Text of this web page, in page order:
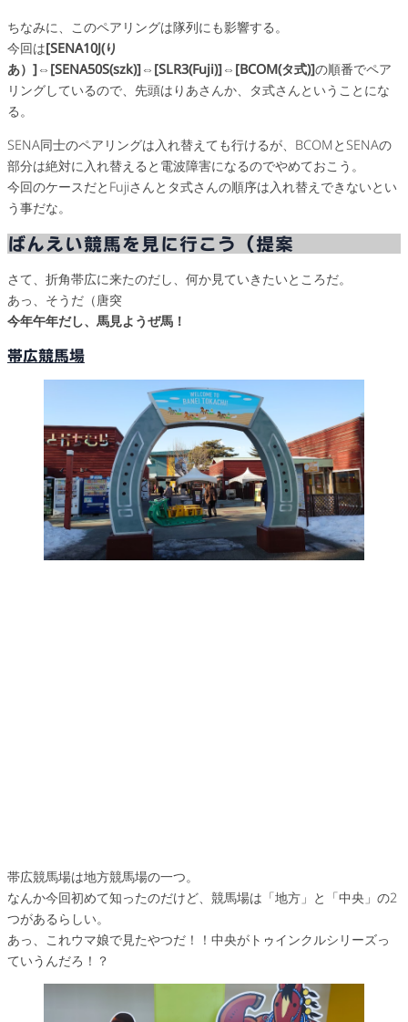
ちなみに、このペアリングは隊列にも影響する。
今回は[SENA10J(り
あ）]⇔[SENA50S(szk)]⇔[SLR3(Fuji)]⇔[BCOM(タ式)]の順番でペア
リングしているので、先頭はりあさんか、タ式さんということにな
る。
SENA同士のペアリングは入れ替えても行けるが、BCOMとSENAの
部分は絶対に入れ替えると電波障害になるのでやめておこう。
今回のケースだとFujiさんとタ式さんの順序は入れ替えできないとい
う事だな。
ばんえい競馬を見に行こう（提案
さて、折角帯広に来たのだし、何か見ていきたいところだ。
あっ、そうだ（唐突
今年午年だし、馬見ようぜ馬！
帯広競馬場
帯広競馬場は地方競馬場の一つ。
なんか今回初めて知ったのだけど、競馬場は「地方」と「中央」の2
つがあるらしい。
あっ、これウマ娘で見たやつだ！！中央がトゥインクルシリーズっ
ていうんだろ！？